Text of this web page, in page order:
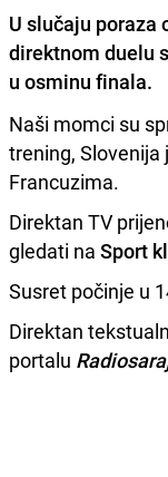
U slučaju poraza
direktnom duelu
u osminu finala.
Naši momci su
trening, Slovenija
Francuzima.
Direktan TV
gledati na Sport
Susret počinje u
Direktan
portalu